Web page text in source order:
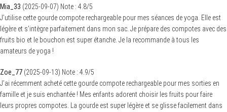
Mia_33 (2025-09-07) Note : 4.8/5
J’utilise cette gourde compote rechargeable pour mes séances de yoga. Elle est
légère et s’intègre parfaitement dans mon sac. Je prépare des compotes avec des
fruits bio et le bouchon est super étanche. Je la recommande à tous les
amateurs de yoga !
Zoe_77 (2025-09-13) Note : 4.9/5
J’ai récemment acheté cette gourde compote rechargeable pour mes sorties en
famille et je suis enchantée ! Mes enfants adorent choisir les fruits pour faire
leurs propres compotes. La gourde est super légère et se glisse facilement dans